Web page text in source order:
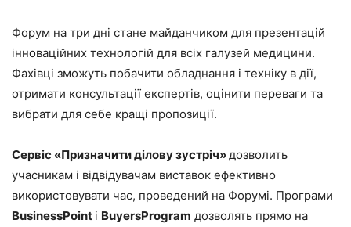
Форум на три дні стане майданчиком для презентацій
інноваційних технологій для всіх галузей медицини.
Фахівці зможуть побачити обладнання і техніку в дії,
отримати консультації експертів, оцінити переваги та
вибрати для себе кращі пропозиції.
Сервіс «Призначити ділову зустріч»дозволить
учасникам і відвідувачам виставок ефективно
використовувати час, проведений на Форумі. Програми
BusinessPoint і BuyersProgram дозволять прямо на